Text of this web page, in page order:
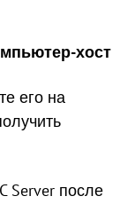
хост
его на
Server после